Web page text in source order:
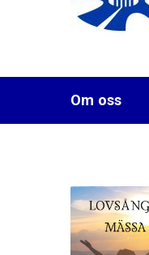
Om oss